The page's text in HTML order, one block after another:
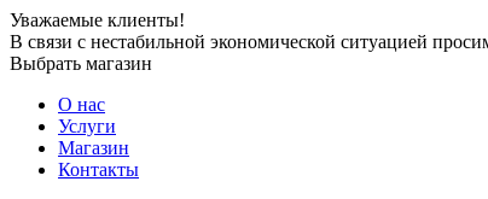
Уважаемые клиенты!
В связи с нестабильной экономической ситуацией
Выбрать магазин
О нас
Услуги
Магазин
Контакты